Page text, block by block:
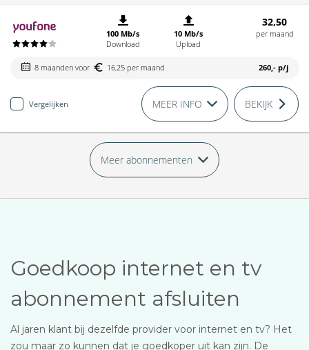
100 Mb/s
Download
10 Mb/s
Upload
32,50
per maand
8 maanden voor 16,25 per maand 260,- p/j
Vergelijken MEER INFO BEKIJK
Meer abonnementen
Goedkoop internet en tv
abonnement afsluiten
Al jaren klant bij dezelfde provider voor internet en tv? Het
zou maar zo kunnen dat je goedkoper uit kan zijn. De